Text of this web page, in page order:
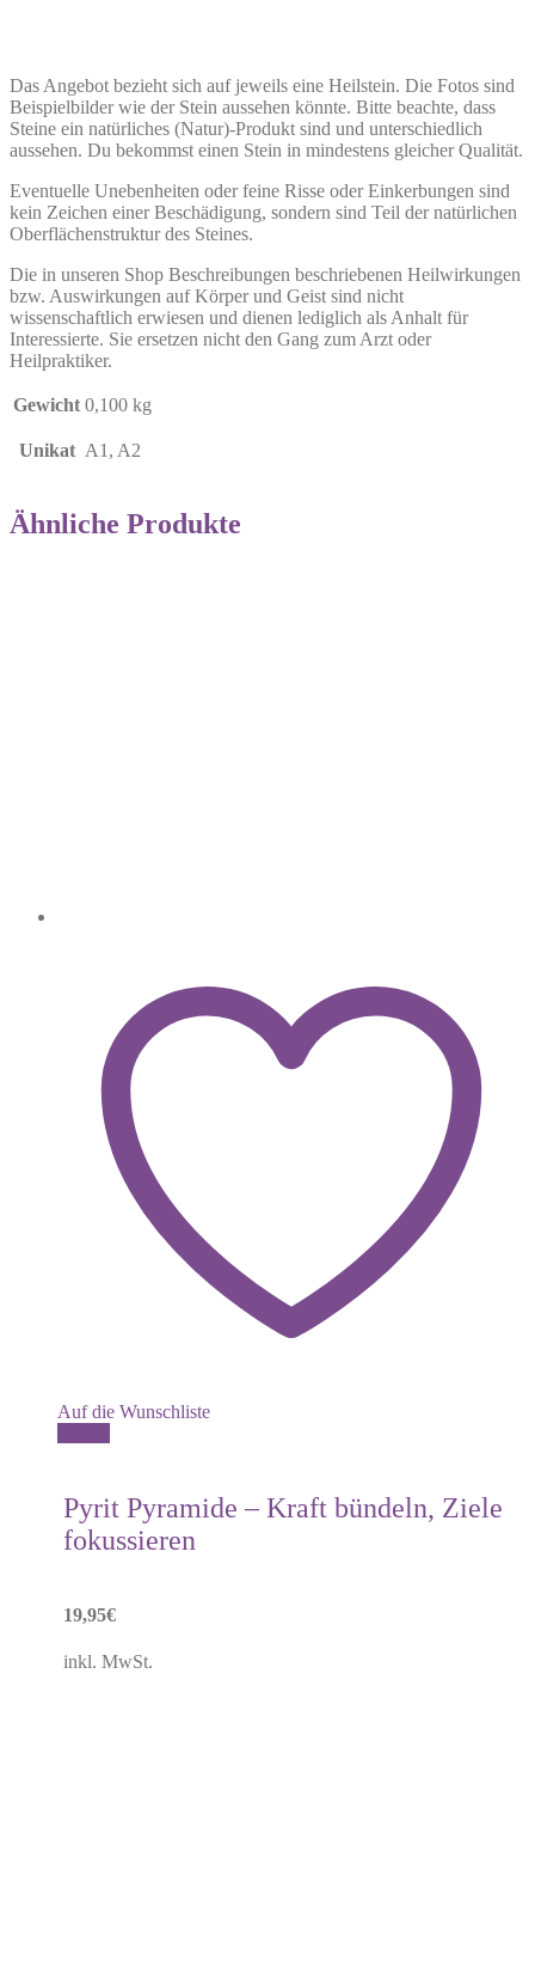
Das Angebot bezieht sich auf jeweils eine Heilstein. Die Fotos sind
Beispielbilder wie der Stein aussehen könnte. Bitte beachte, dass
Steine ein natürliches (Natur)-Produkt sind und unterschiedlich
aussehen. Du bekommst einen Stein in mindestens gleicher Qualität.
Eventuelle Unebenheiten oder feine Risse oder Einkerbungen sind
kein Zeichen einer Beschädigung, sondern sind Teil der natürlichen
Oberflächenstruktur des Steines.
Die in unseren Shop Beschreibungen beschriebenen Heilwirkungen
bzw. Auswirkungen auf Körper und Geist sind nicht
wissenschaftlich erwiesen und dienen lediglich als Anhalt für
Interessierte. Sie ersetzen nicht den Gang zum Arzt oder
Heilpraktiker.
Gewicht 0,100 kg
Unikat A1, A2
Ähnliche Produkte
Auf die Wunschliste
Pyrit Pyramide – Kraft bündeln, Ziele
fokussieren
19,95€
inkl. MwSt.